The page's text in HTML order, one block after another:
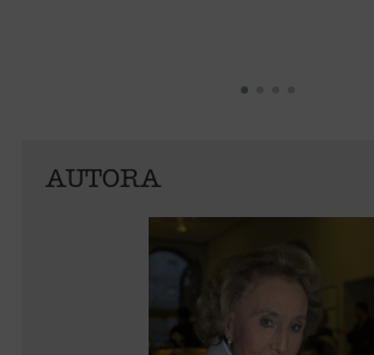
AUTORA